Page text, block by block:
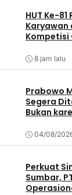
HUT Ke-81
Karyawan
Kompetisi
8 jam lalu
Prabowo
Segera
Bukan
04/08/
Perkuat
Sumbar,